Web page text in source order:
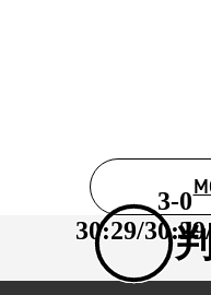
3-0
30:29/